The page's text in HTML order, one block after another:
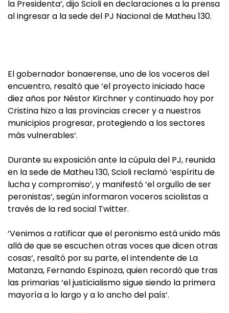
la Presidenta‘, dijo Scioli en declaraciones a la prensa
al ingresar a la sede del PJ Nacional de Matheu 130.
El gobernador bonaerense, uno de los voceros del
encuentro, resaltó que ‘el proyecto iniciado hace
diez años por Néstor Kirchner y continuado hoy por
Cristina hizo a las provincias crecer y a nuestros
municipios progresar, protegiendo a los sectores
más vulnerables‘.
Durante su exposición ante la cúpula del PJ, reunida
en la sede de Matheu 130, Scioli reclamó ‘espíritu de
lucha y compromiso‘, y manifestó ‘el orgullo de ser
peronistas‘, según informaron voceros sciolistas a
través de la red social Twitter.
‘Venimos a ratificar que el peronismo está unido más
allá de que se escuchen otras voces que dicen otras
cosas‘, resaltó por su parte, el intendente de La
Matanza, Fernando Espinoza, quien recordó que tras
las primarias ‘el justicialismo sigue siendo la primera
mayoría a lo largo y a lo ancho del país‘.